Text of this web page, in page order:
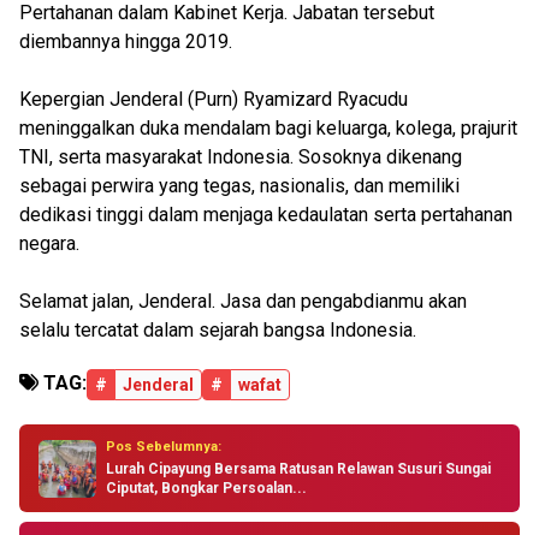
Pertahanan dalam Kabinet Kerja. Jabatan tersebut
diembannya hingga 2019.
Kepergian Jenderal (Purn) Ryamizard Ryacudu
meninggalkan duka mendalam bagi keluarga, kolega, prajurit
TNI, serta masyarakat Indonesia. Sosoknya dikenang
sebagai perwira yang tegas, nasionalis, dan memiliki
dedikasi tinggi dalam menjaga kedaulatan serta pertahanan
negara.
Selamat jalan, Jenderal. Jasa dan pengabdianmu akan
selalu tercatat dalam sejarah bangsa Indonesia.
TAG: # Jenderal # wafat
Pos Sebelumnya:
Lurah Cipayung Bersama Ratusan Relawan Susuri Sungai
Ciputat, Bongkar Persoalan...